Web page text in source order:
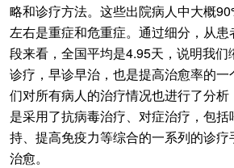
略和诊疗方法。这些出院病人中大概
左右是重症和危重症。通过细分，从
段来看，全国平均是4.95天，说明我
诊疗，早诊早治，也是提高治愈率的
们对所有病人的治疗情况也进行了分
是采用了抗病毒治疗、对症治疗，包
持、提高免疫力等综合的一系列的诊
治愈。